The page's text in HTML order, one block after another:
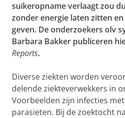
suikeropname verlaagt zou
zonder energie laten zitten
geven. De onderzoekers olv
Barbara Bakker publiceren
Reports.
Diverse ziekten worden
delende ziekteverwekkers in
Voorbeelden zijn infecties
parasieten. Bij de zoektocht